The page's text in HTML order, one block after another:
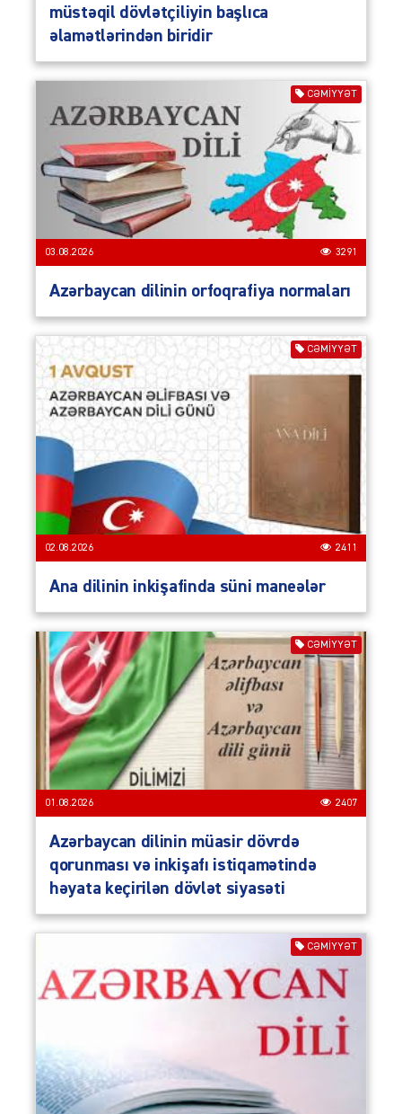
müstəqil dövlətçiliyin başlıca
əlamətlərindən biridir
CƏMIYYƏT
03.08.2026 3291
Azərbaycan dilinin orfoqrafiya normaları
CƏMIYYƏT
02.08.2026 2411
Ana dilinin inkişafinda süni maneələr
CƏMIYYƏT
01.08.2026 2407
Azərbaycan dilinin müasir dövrdə
qorunması və inkişafı istiqamətində
həyata keçirilən dövlət siyasəti
CƏMIYYƏT